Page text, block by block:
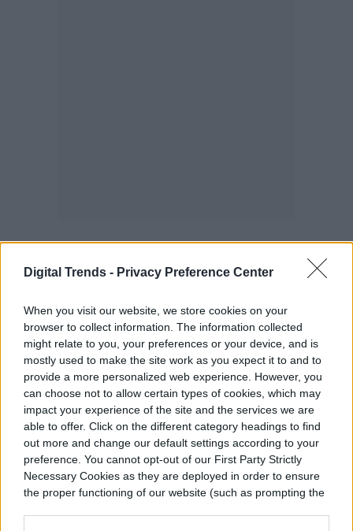
Digital Trends - Privacy Preference Center
When you visit our website, we store cookies on your
browser to collect information. The information collected
might relate to you, your preferences or your device, and is
mostly used to make the site work as you expect it to and to
provide a more personalized web experience. However, you
can choose not to allow certain types of cookies, which may
impact your experience of the site and the services we are
able to offer. Click on the different category headings to find
out more and change our default settings according to your
preference. You cannot opt-out of our First Party Strictly
Necessary Cookies as they are deployed in order to ensure
the proper functioning of our website (such as prompting the
estudiando el uso de una pantalla no
desmontable en Surface Book 4. Una
patente de Microsoft parabisagras de
dispositivosinformáticos sugirió esto en
julio. Por lo tanto, una futura Surface Book
4, Surface Laptop Pro o Surface Laptop
Studio puede verse y sentirse un poco
diferente.